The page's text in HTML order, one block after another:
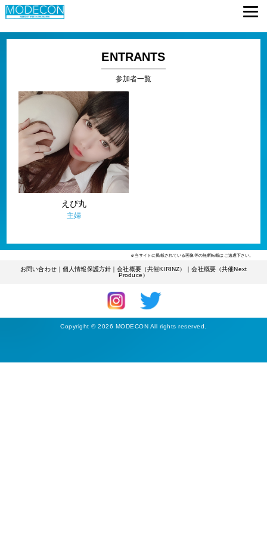
ENTRANTS
参加者一覧
えぴ丸
主婦
※当サイトに掲載されている画像等の無断転載はご遠慮下さい。
お問い合わせ｜個人情報保護方針 ｜会社概要（共催KIRINZ） ｜会社概要（共催Next
Produce）
Copyright © 2026 MODECON All rights reserved.